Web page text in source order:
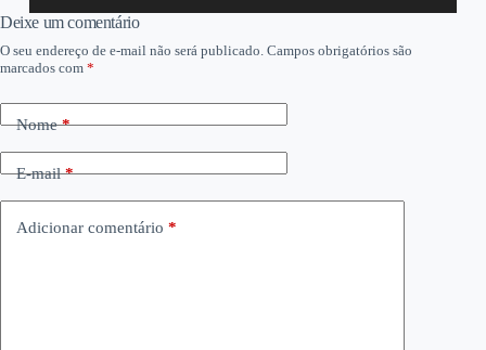
áudio
Deixe um comentário
O seu endereço de e-mail não será publicado. Campos obrigatórios são
marcados com *
Nome*
E-mail*
Adicionar comentário *